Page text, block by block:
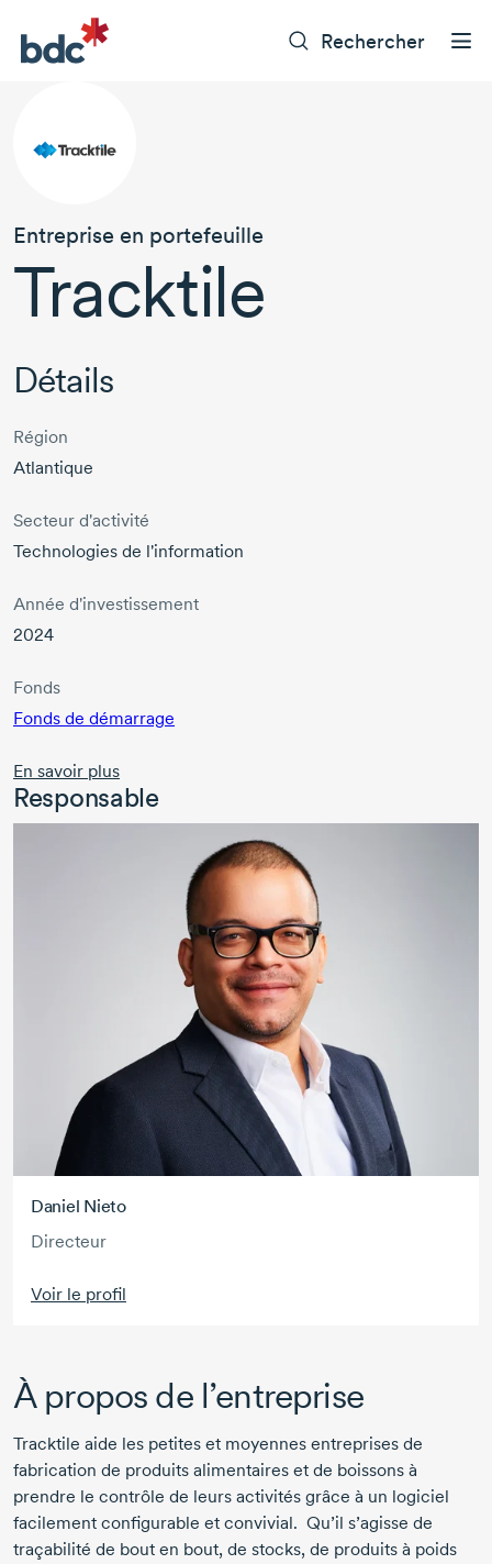
Rechercher
Entreprise en portefeuille
Tracktile
Détails
Région
Atlantique
Secteur d'activité
Technologies de l'information
Année d'investissement
2024
Fonds
Fonds de démarrage
En savoir plus
Responsable
Daniel Nieto
Directeur
Voir le profil
À propos de l’entreprise
Tracktile aide les petites et moyennes entreprises de
fabrication de produits alimentaires et de boissons à
prendre le contrôle de leurs activités grâce à un logiciel
facilement configurable et convivial. Qu’il s’agisse de
traçabilité de bout en bout, de stocks, de produits à poids